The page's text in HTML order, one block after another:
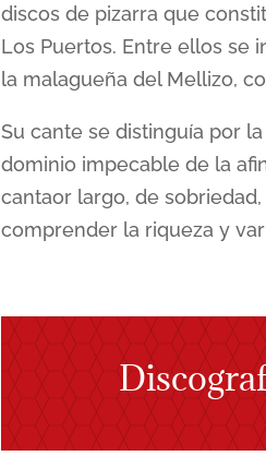
discos de pizarra que
Los Puertos. Entre ellos se
la malagueña del Mellizo,
Su cante se distinguía por
dominio impecable de la
cantaor largo, de
comprender la riqueza y